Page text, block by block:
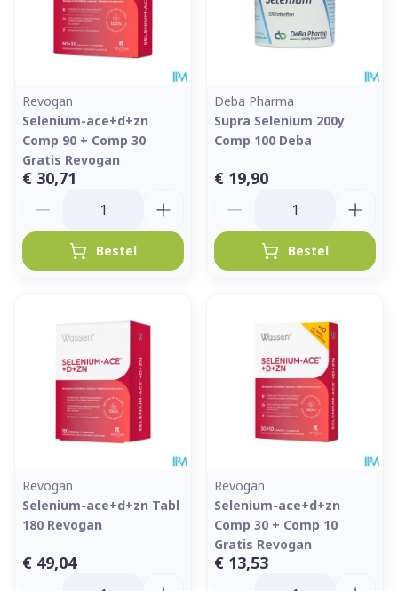
Revogan
Selenium-ace+d+zn
Comp 90 + Comp 30
Gratis Revogan
€ 30,71
Bestel
Deba Pharma
Supra Selenium 200y
Comp 100 Deba
€ 19,90
Bestel
Revogan
Selenium-ace+d+zn Tabl
180 Revogan
€ 49,04
Revogan
Selenium-ace+d+zn
Comp 30 + Comp 10
Gratis Revogan
€ 13,53